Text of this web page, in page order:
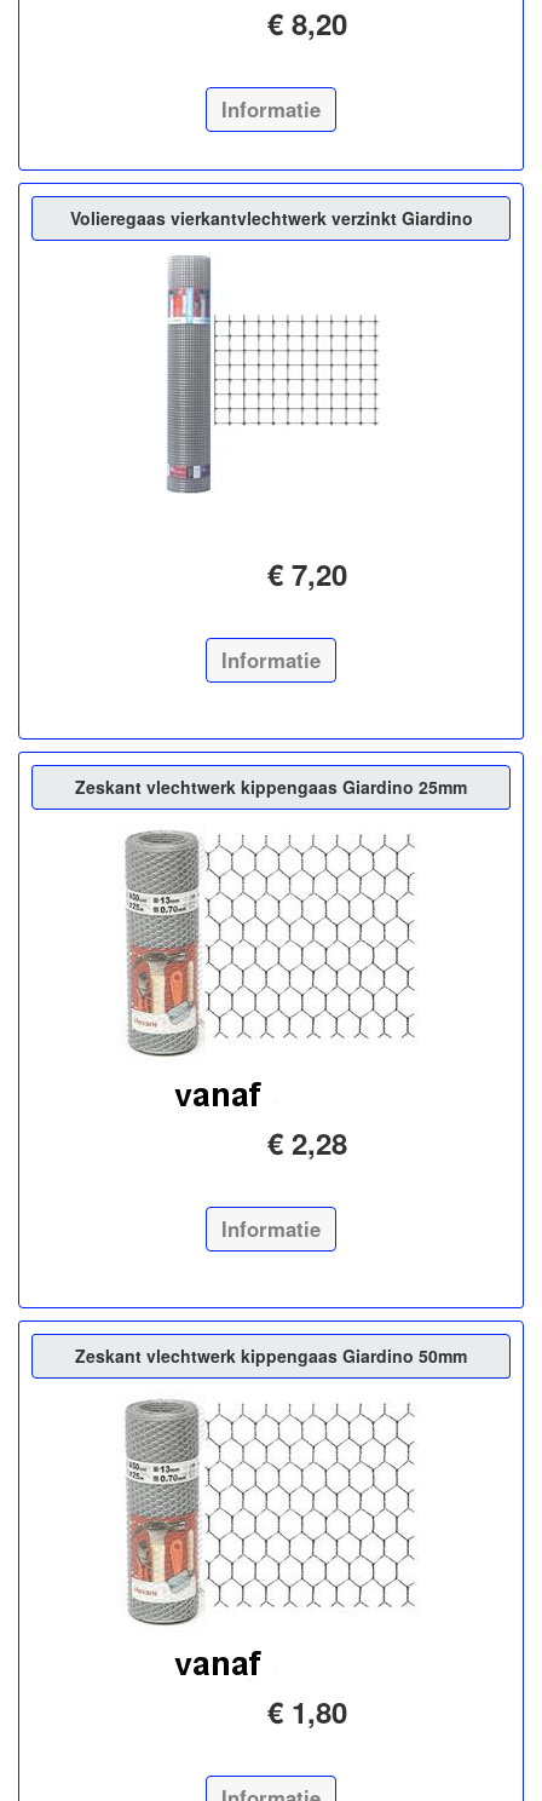
€ 8,20
Informatie
Volieregaas vierkantvlechtwerk verzinkt Giardino
€ 7,20
Informatie
Zeskant vlechtwerk kippengaas Giardino 25mm
€ 2,28
Informatie
Zeskant vlechtwerk kippengaas Giardino 50mm
€ 1,80